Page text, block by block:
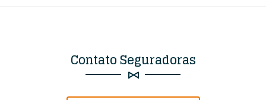
Contato Seguradoras